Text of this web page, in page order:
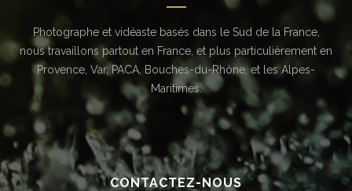
Photographe et vidéaste basés dans le Sud de la France,
nous travaillons partout en France, et plus particulièrement en
Provence, Var, PACA, Bouches-du-Rhône, et les Alpes-
Maritimes.
CONTACTEZ-NOUS